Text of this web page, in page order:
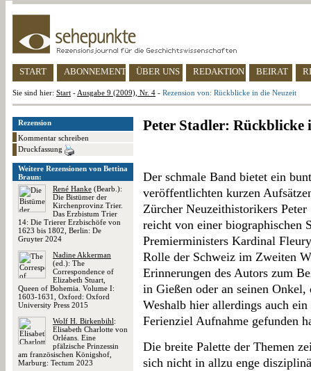
START ABONNEMENT ÜBER UNS REDAKTION BEIRAT
Sie sind hier: Start - Ausgabe 9 (2009), Nr. 4 - Rezension von: Rückblicke in die Neuzeit
Rezension
Kommentar schreiben
Druckfassung
Weitere Rezensionen von Bettina
Braun:
René Hanke (Bearb.):
Die Bistümer der
Kirchenprovinz Trier.
Das Erzbistum Trier
14: Die Trierer Erzbischöfe von
1623 bis 1802, Berlin: De
Gruyter 2024
Nadine Akkerman
(ed.): The
Correspondence of
Elizabeth Stuart,
Queen of Bohemia. Volume I:
1603-1631, Oxford: Oxford
University Press 2015
Wolf H. Birkenbihl:
Elisabeth Charlotte von
Orléans. Eine
pfälzische Prinzessin
am französischen Königshof,
Marburg: Tectum 2023
Peter Stadler: Rückblicke
Der schmale Band bietet ein
veröffentlichten kurzen
Zürcher Neuzeithistorikers
reicht von einer biographischen
Premierministers Kardinal
Rolle der Schweiz im Zweiten
Erinnerungen des Autors zum
in Gießen oder an seinen
Weshalb hier allerdings auch
Ferienziel Aufnahme gefunden
Die breite Palette der Themen
sich nicht in allzu enge